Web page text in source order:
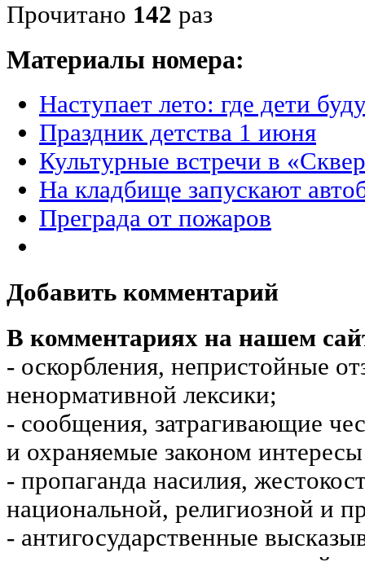
Прочитано 142 раз
Материалы номера:
Наступает лето: где дети
Праздник детства 1 июня
Культурные встречи в
На кладбище запускают
Преграда от пожаров
Добавить комментарий
В комментариях на нашем
- оскорбления, непристойные
ненормативной лексики;
- сообщения, затрагивающие
и охраняемые законом
- пропаганда насилия,
национальной, религиозной и
- антигосударственные